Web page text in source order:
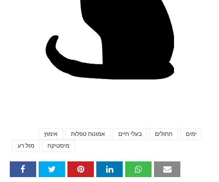
אימוץ אמונות טפלות בעלי חיים חתולים
ימים
מזל רע
מיסטיקה